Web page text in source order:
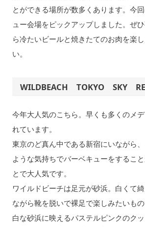
とができる場所が数多くあります。今
ュー会場をピックアップしました。ぜ
ら冷たいビールと焼きたてのお肉を楽
い。
WILDBEACH TOKYO SKY
今年大人気のこちら。早くも多くのメ
れています。
東京のど真ん中である新宿にいながら
ような気持ちでバーベキューをするこ
とで大人気です。
ワイルドビーチは足元が砂浜。白くて
ながら靴を脱いで裸足で楽しみたいも
白な砂浜に映えるパステルピンクのク